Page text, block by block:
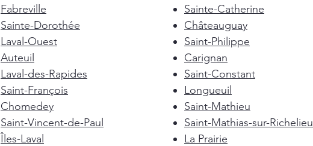
Fabreville
Sainte-Dorothée
Laval-Ouest
Auteuil
Laval-des-Rapides
Saint-François
Chomedey
Saint-Vincent-de-Paul
Îles-Laval
Sainte-Catherine
Châteauguay
Saint-Philippe
Carignan
Saint-Constant
Longueuil
Saint-Mathieu
Saint-Mathias-sur-Richelieu
La Prairie